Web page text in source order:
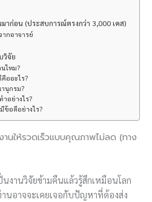
าก่อน (ประสบการณ์ตรงกว่า 3,000 เคส)
กอาจารย์
วิจัย
ไหม?
ออะไร?
นุกรม?
อย่างไร?
ข้อดีอย่างไร?
นให้รวดเร็วแบบคุณภาพไม่ลด (ทาง
งานวิจัยข้ามคืนแล้วรู้สึกเหมือนโลก
นอาจจะเคยเจอกับปัญหาที่ต้องส่ง